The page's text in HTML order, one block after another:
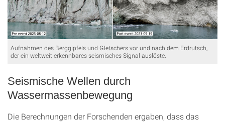
Aufnahmen des Berggipfels und Gletschers vor und nach dem Erdrutsch,
der ein weltweit erkennbares seismisches Signal auslöste.
Seismische Wellen durch
Wassermassenbewegung
Die Berechnungen der Forschenden ergaben, dass das